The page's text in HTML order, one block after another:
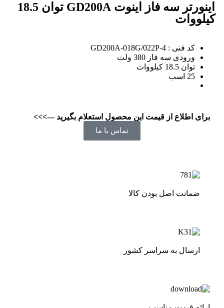
اینورتر سه فاز اینوت GD200A توان 18.5
کیلووات
کد فنی : GD200A-018G/022P-4
ورودی سه فاز 380 ولت
توان 18.5 کیلووات
25 اسب
برای اطلاع از قیمت این محصول استعلام بگیرید --->>>
تماس با ما
ضمانت اصل بودن کالا
ارسال به سراسر کشور